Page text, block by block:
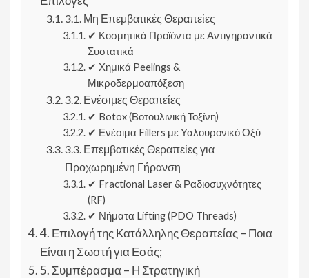
3.1. Μη Επεμβατικές Θεραπείες
✔ Κοσμητικά Προϊόντα με Αντιγηραντικά
Συστατικά
✔ Χημικά Peelings &
Μικροδερμοαπόξεση
3.2. Ενέσιμες Θεραπείες
✔ Botox (Βοτουλινική Τοξίνη)
✔ Ενέσιμα Fillers με Υαλουρονικό Οξύ
3.3. Επεμβατικές Θεραπείες για
Προχωρημένη Γήρανση
✔ Fractional Laser & Ραδιοσυχνότητες
(RF)
✔ Νήματα Lifting (PDO Threads)
4. Επιλογή της Κατάλληλης Θεραπείας – Ποια
Είναι η Σωστή για Εσάς;
5. Συμπέρασμα – Η Στρατηγική